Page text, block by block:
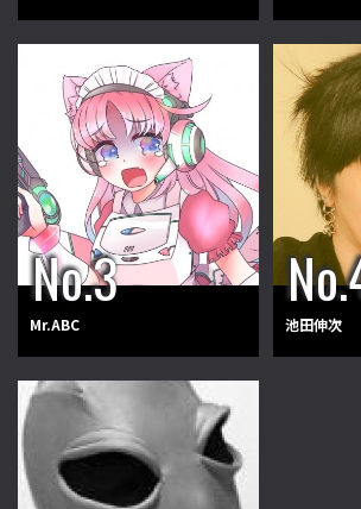
Mr.ABC 池田伸次